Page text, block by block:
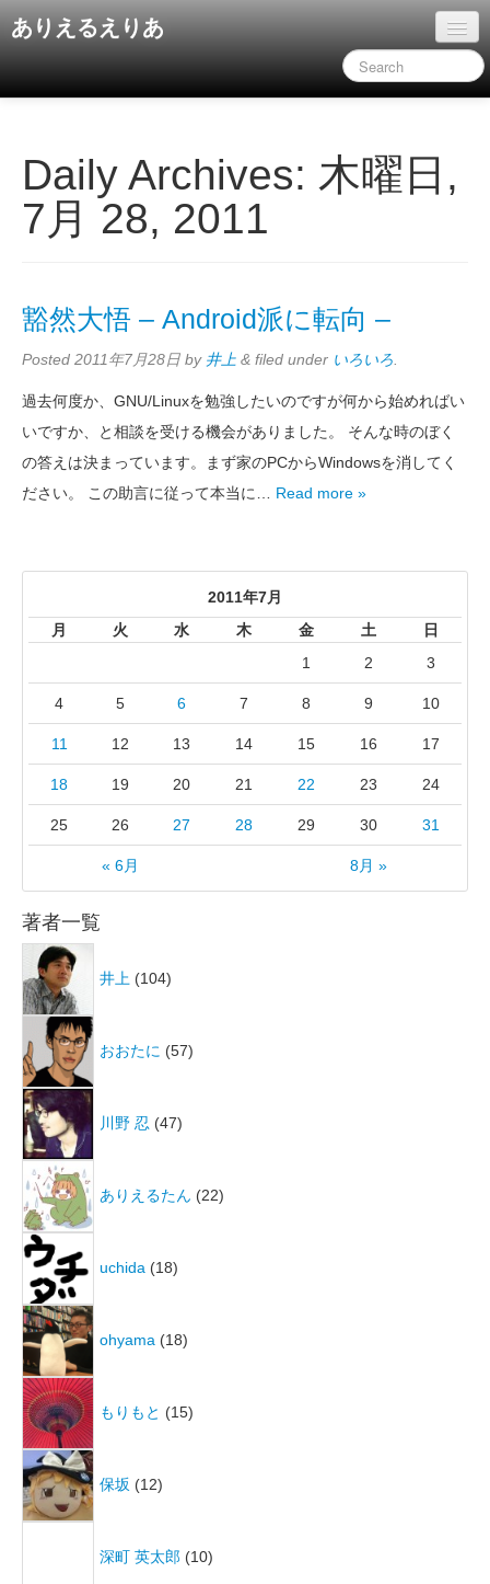
ありえるえりあ
旧コンテンツ
Daily Archives: 木曜日,
7月 28, 2011
豁然大悟 – Android派に転向 –
Posted 2011年7月28日 by 井上 & filed under いろいろ
過去何度か、GNU/Linuxを勉強したいのですが何から始めればい
いですか、と相談を受ける機会がありました。 そんな時のぼく
の答えは決まっています。まず家のPCからWindowsを消してく
ださい。 この助言に従って本当に… Read more »
2011年7月
月
火 水 木 金 土 日
« 6月 8月 »
1 2 3
4 5 6 7 8 9 10
11 12 13 14 15 16 17
18 19 20 21 22 23 24
25 26 27 28 29 30 31
著者一覧
井上 (104)
おおたに (57)
川野 忍 (47)
ありえるたん (22)
uchida (18)
ohyama (18)
もりもと (15)
保坂 (12)
深町 英太郎 (10)